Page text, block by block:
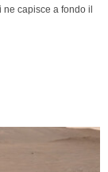
capisce a fondo il